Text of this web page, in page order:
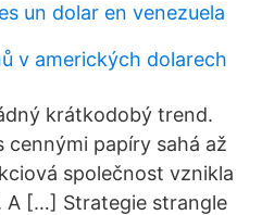
un dolar en venezuela
v amerických dolarech
krátkodobý trend.
papíry sahá až
společnost vznikla
A […] Strategie strangle